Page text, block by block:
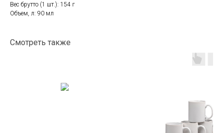
Вес брутто (1 шт.): 154 г
Объем, л: 90 мл
Смотреть также